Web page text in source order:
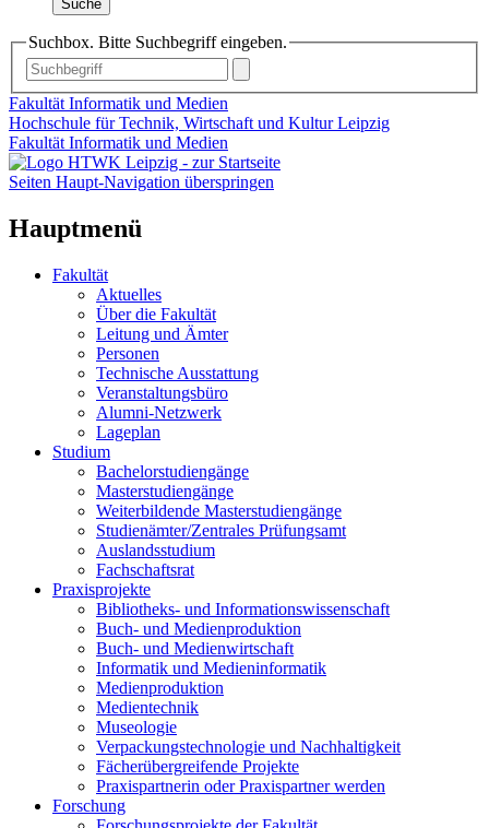
Suche
Suchbox. Bitte Suchbegriff eingeben.
Fakultät Informatik und Medien
Hochschule für Technik, Wirtschaft und Kultur Leipzig
Fakultät Informatik und Medien
Seiten Haupt-Navigation überspringen
Hauptmenü
Fakultät
Aktuelles
Über die Fakultät
Leitung und Ämter
Personen
Technische Ausstattung
Veranstaltungsbüro
Alumni-Netzwerk
Lageplan
Studium
Bachelorstudiengänge
Masterstudiengänge
Weiterbildende Masterstudiengänge
Studienämter/Zentrales Prüfungsamt
Auslandsstudium
Fachschaftsrat
Praxisprojekte
Bibliotheks- und Informationswissenschaft
Buch- und Medienproduktion
Buch- und Medienwirtschaft
Informatik und Medieninformatik
Medienproduktion
Medientechnik
Museologie
Verpackungstechnologie und Nachhaltigkeit
Fächerübergreifende Projekte
Praxispartnerin oder Praxispartner werden
Forschung